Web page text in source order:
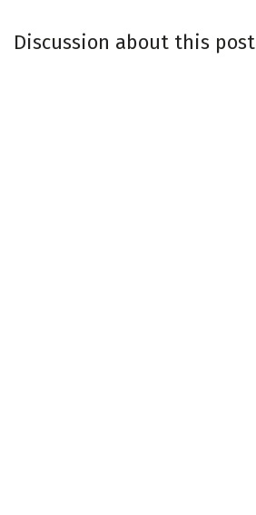
Discussion about this post